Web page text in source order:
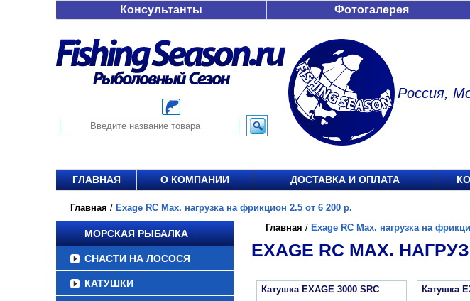
Консультанты Фотогалерея
Россия,
ГЛАВНАЯ О КОМПАНИИ ДОСТАВКА И ОПЛАТА
Главная / Exage RC Max. нагрузка на фрикцион 2.5 от 6 200 р.
МОРСКАЯ РЫБАЛКА
СНАСТИ НА ЛОСОСЯ
КАТУШКИ
Главная / Exage RC Max. нагрузка на
EXAGE RC MAX.
Катушка EXAGE 3000 SRC Катушка